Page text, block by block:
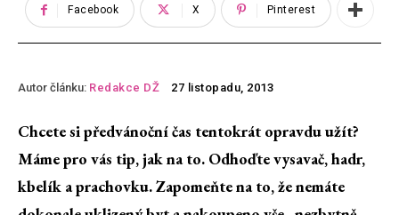
Facebook X Pinterest
Autor článku: Redakce DŽ 27 listopadu, 2013
Chcete si předvánoční čas tentokrát opravdu užít?
Máme pro vás tip, jak na to. Odhoďte vysavač, hadr,
kbelík a prachovku. Zapomeňte na to, že nemáte